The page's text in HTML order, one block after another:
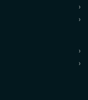
›
›
›
›